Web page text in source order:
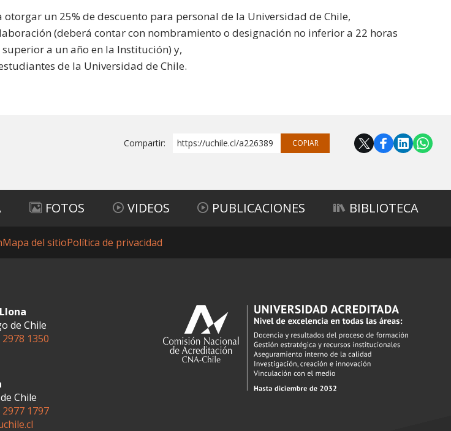
otorgar un 25% de descuento para personal de la Universidad de Chile,
(deberá contar con nombramiento o designación no inferior a 22 horas
a un año en la Institución) y,
de la Universidad de Chile.
Compartir: https://uchile.cl/a226389 COPIAR
FOTOS VIDEOS PUBLICACIONES BIBLIOTECA
Mapa del sitioPolítica de privacidad
de Chile
1350
Chile
2977 1797